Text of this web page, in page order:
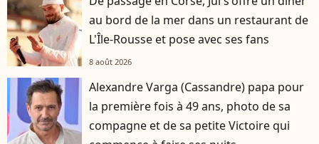
au bord de la mer dans un restaurant de
L'Île-Rousse et pose avec ses fans
8 août 2026
Alexandre Varga (Cassandre) papa pour
la première fois à 49 ans, photo de sa
compagne et de sa petite Victoire qui